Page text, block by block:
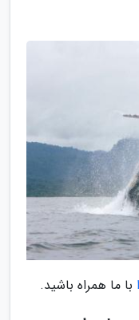
با ما همراه باشید.